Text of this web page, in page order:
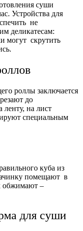
суши
Устройства для
не
деликатесам:
могут скрутить
роллы заключается
до
ленту, на лист
специальным
куба из
помещают в
обжимают –
для суши